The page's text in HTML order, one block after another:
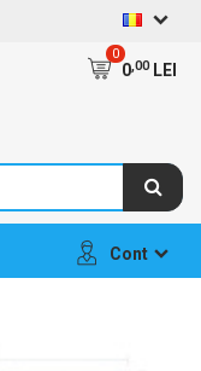
0
0,00LEI
Cont